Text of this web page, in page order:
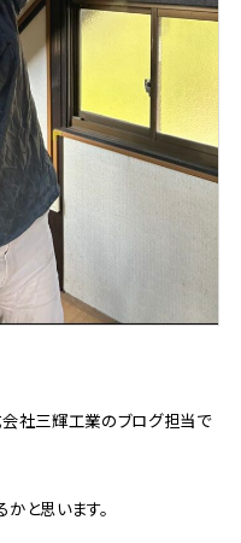
社三輝工業のブログ担当で
と思います。